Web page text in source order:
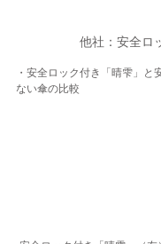
他社：安全ロ
・安全ロック付き「晴雫」と
ない傘の比較